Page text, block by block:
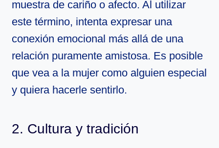
muestra de cariño o afecto. Al utilizar
este término, intenta expresar una
conexión emocional más allá de una
relación puramente amistosa. Es posible
que vea a la mujer como alguien especial
y quiera hacerle sentirlo.
2. Cultura y tradición